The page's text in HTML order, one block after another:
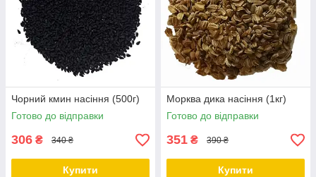
Чорний кмин насіння (500г)
Готово до відправки
306 ₴ 340 ₴
Купити
Морква дика насіння (1кг)
Готово до відправки
351 ₴ 390 ₴
Купити